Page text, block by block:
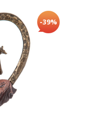
-39%